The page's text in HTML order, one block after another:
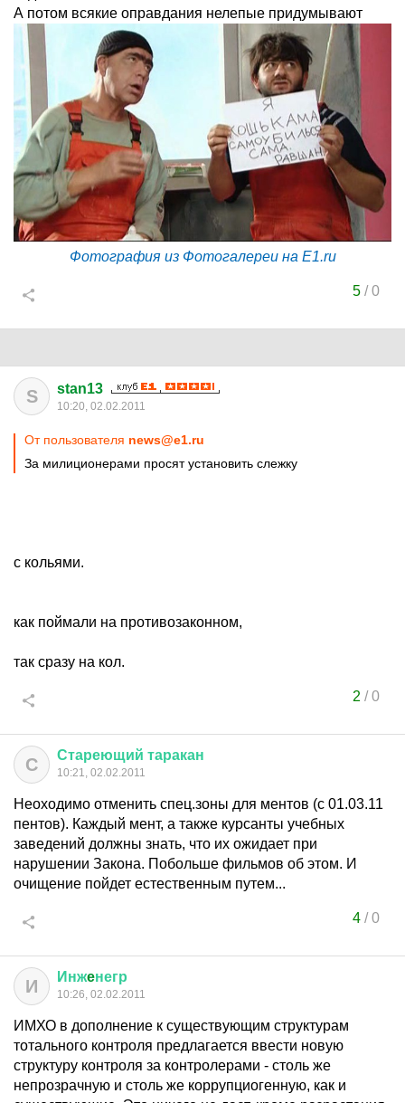
А потом всякие оправдания нелепые придумывают
Фотография из Фотогалереи на E1.ru
5/0
S stan13
10:20, 02.02.2011
От пользователя news@e1.ru
За милиционерами просят установить слежку
с кольями.
как поймали на противозаконном,
так сразу на кол.
2 /0
С Стареющий таракан
10:21, 02.02.2011
Неоходимо отменить спец.зоны для ментов (с 01.03.11
пентов). Каждый мент, а также курсанты учебных
заведений должны знать, что их ожидает при
нарушении Закона. Побольше фильмов об этом. И
очищение пойдет естественным путем...
4/0
И Инжeнегр
10:26, 02.02.2011
ИМХО в дополнение к существующим структурам
тотального контроля предлагается ввести новую
структуру контроля за контролерами - столь же
непрозрачную и столь же коррупциогенную, как и